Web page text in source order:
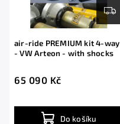
air-ride PREMIUM kit 4-way
- VW Arteon - with shocks
65 090 Kč
Do košíku